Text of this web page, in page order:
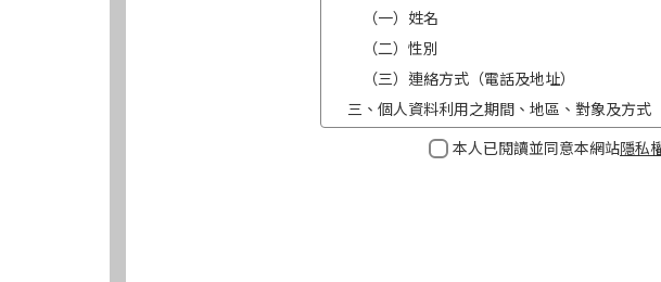
（一）姓名
（二）性別
（三）連絡方式（電話及地址）
三、個人資料利用之期間、地區、對象及方式
（一）期間：蒐集之目的存續期間及依法令
本人已閱讀並同意本網站隱私